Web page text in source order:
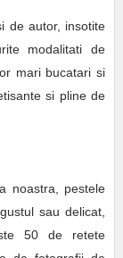
de autor, insotite
modalitati de
mari bucatari si
si pline de
noastra, pestele
sau delicat,
50 de retete